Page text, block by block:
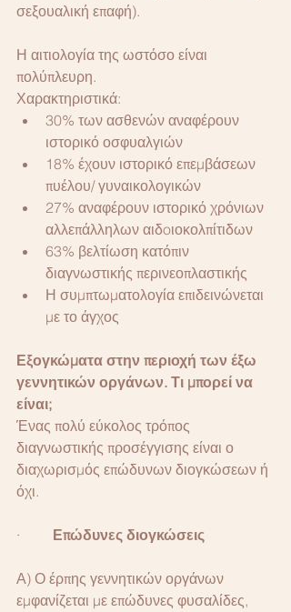
σεξουαλική επαφή).
Η αιτιολογία της ωστόσο είναι
πολύπλευρη.
Χαρακτηριστικά:
30% των ασθενών αναφέρουν
ιστορικό οσφυαλγιών
18% έχουν ιστορικό επεμβάσεων
πυέλου/ γυναικολογικών
27% αναφέρουν ιστορικό χρόνιων
αλλεπάλληλων αιδoιοκολπίτιδων
63% βελτίωση κατόπιν
διαγνωστικής περινεοπλαστικής
Η συμπτωματολογία επιδεινώνεται
με το άγχος
Εξογκώματα στην περιοχή των έξω
γεννητικών οργάνων. Τι μπορεί να
είναι;
Ένας πολύ εύκολος τρόπος
διαγνωστικής προσέγγισης είναι ο
διαχωρισμός επώδυνων διογκώσεων ή
όχι.
·
       Επώδυνες διογκώσεις
Α) Ο έρπης γεννητικών οργάνων
εμφανίζεται με επώδυνες φυσαλίδες,